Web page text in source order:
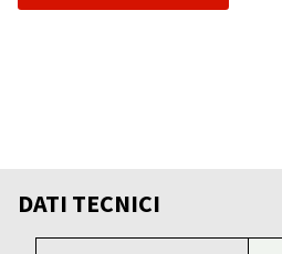
DATI TECNICI